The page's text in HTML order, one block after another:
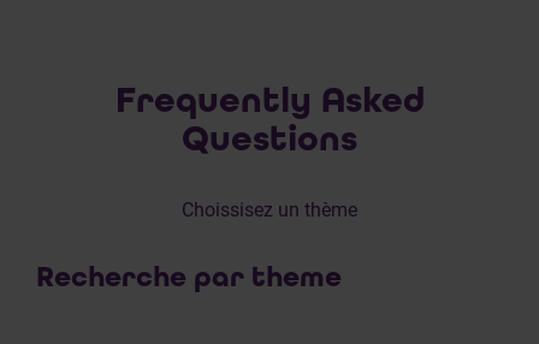
Frequently Asked
Questions
Choissisez un thème
Recherche par theme